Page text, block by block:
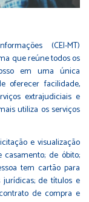
(CEI-MT)
que reúne todos os
em uma única
oferecer facilidade,
extrajudiciais e
utiliza os serviços
e visualização
de óbito;
tem cartão para
de títulos e
de compra e